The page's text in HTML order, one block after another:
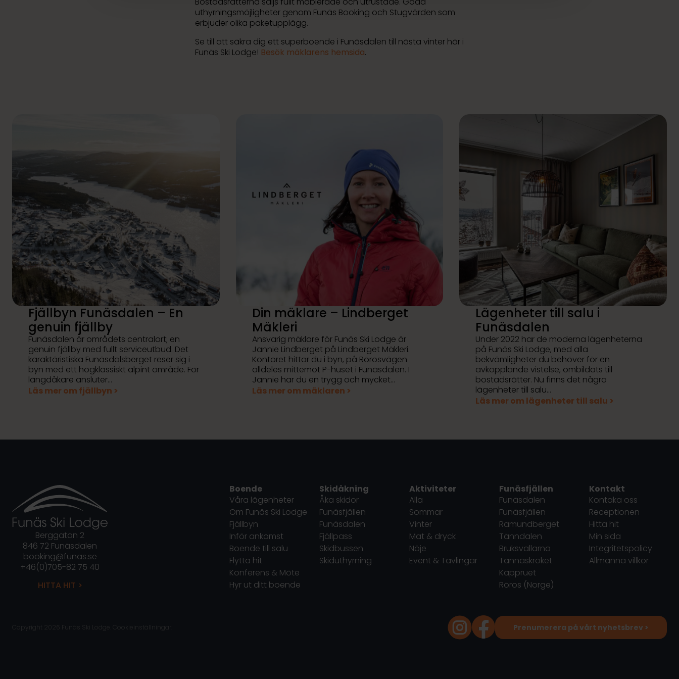
uthyrningsmöjligheter genom Funäs Booking och Stugvärden som
erbjuder olika paketupplägg.
Se till att säkra dig ett superboende i Funäsdalen till nästa vinter här i
Funäs Ski Lodge! Besök mäklarens hemsida.
Fjällbyn Funäsdalen – En
genuin fjällby
Funäsdalen är områdets centralort; en
genuin fjällby med fullt serviceutbud. Det
karaktäristiska Funäsdalsberget reser sig i
byn med ett högklassiskt alpint område. För
längdåkare ansluter…
Läs mer om fjällbyn >
Din mäklare – Lindberget
Mäkleri
Ansvarig mäklare för Funäs Ski Lodge är
Jannie Lindberget på Lindberget Mäkleri.
Kontoret hittar du i byn, på Rörosvägen
alldeles mittemot P-huset i Funäsdalen. I
Jannie har du en trygg och mycket…
Läs mer om mäklaren >
Lägenheter till salu i
Funäsdalen
Under 2022 har de moderna lägenheterna
på Funäs Ski Lodge, med alla
bekvämligheter du behöver för en
avkopplande vistelse, ombildats till
bostadsrätter. Nu finns det några
lägenheter till salu…
Läs mer om lägenheter till salu >
Berggatan 2
846 72 Funäsdalen
booking@funas.se
+46(0)705-82 75 40
HITTA HIT >
Boende
Våra lägenheter
Om Funäs Ski Lodge
Fjällbyn
Inför ankomst
Boende till salu
Flytta hit
Konferens & Möte
Hyr ut ditt boende
Skidåkning
Åka skidor
Funäsfjällen
Funäsdalen
Fjällpass
Skidbussen
Skiduthyrning
Aktiviteter
Alla
Sommar
Vinter
Mat & dryck
Nöje
Event & Tävlingar
Funäsfjällen
Funäsdalen
Funäsfjällen
Ramundberget
Tänndalen
Bruksvallarna
Tännäskröket
Kappruet
Röros (Norge)
Kontakt
Kontaka oss
Receptionen
Hitta hit
Min sida
Integritetspolicy
Allmänna villkor
Copyright 2026 Funäs Ski Lodge. Cookieinställningar. Prenumerera på vårt nyhetsbrev >